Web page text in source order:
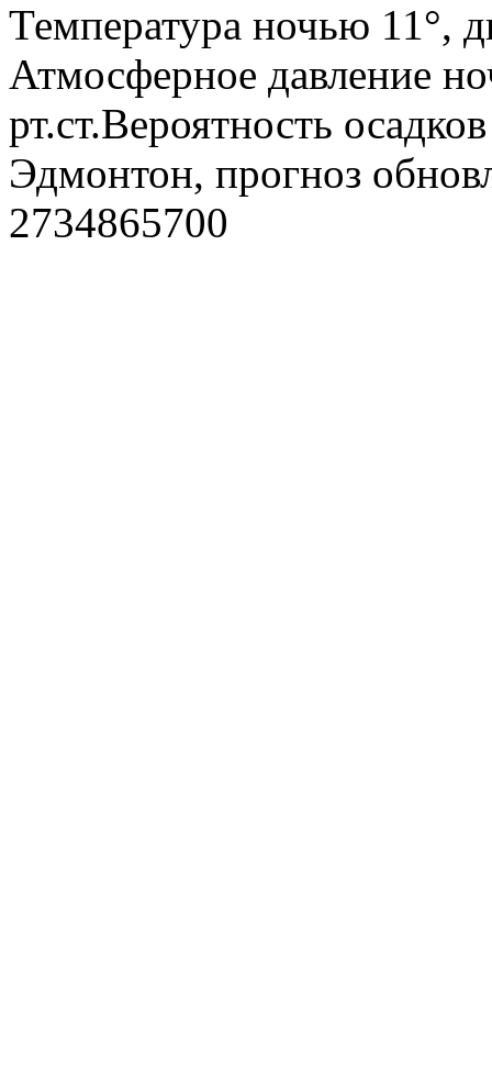
Температура ночью 11°,
Атмосферное давление
рт.ст.Вероятность
Эдмонтон, прогноз
2734865700